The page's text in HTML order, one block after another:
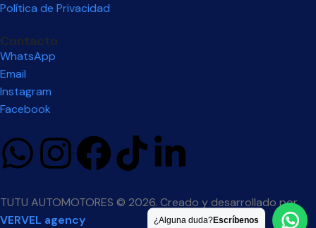
Política de Privacidad
Contacto
WhatsApp
Email
Instagram
Facebook
TUTU AUTOMOTORES © 2026. Creado y desarrollado por
VERVEL agency
¿Alguna duda?Escríbenos